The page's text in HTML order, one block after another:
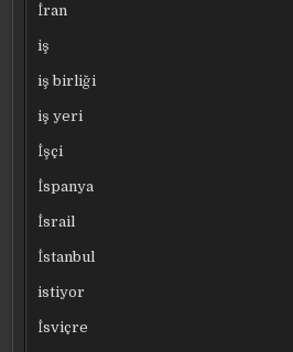
İran
iş
iş birliği
iş yeri
İşçi
İspanya
İsrail
İstanbul
istiyor
İsviçre